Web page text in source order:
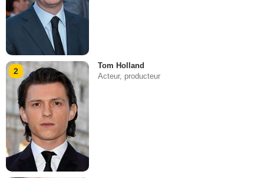
2
Tom Holland
Acteur, producteur